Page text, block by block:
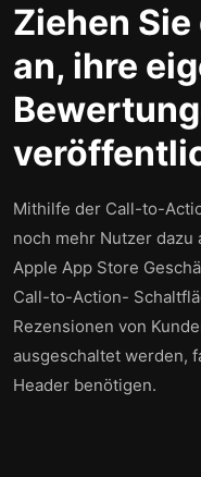
Ziehen
an, ihre
Mithilfe der Call-to-
noch mehr Nutzer dazu
Apple App Store
Call-to-Action-
Rezensionen von
ausgeschaltet werden,
Header benötigen.